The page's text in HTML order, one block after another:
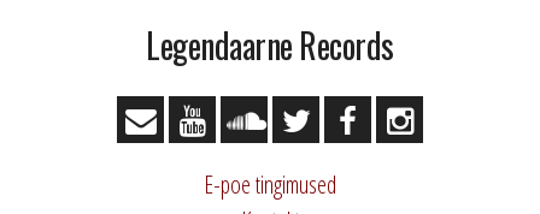
Legendaarne Records
E-poe tingimused